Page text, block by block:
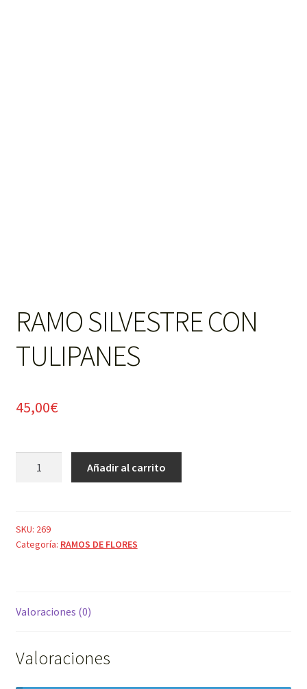
RAMO SILVESTRE CON
TULIPANES
45,00€
cantidad
Añadir al carrito
SKU: 269
Categoría: RAMOS DE FLORES
Valoraciones (0)
Valoraciones